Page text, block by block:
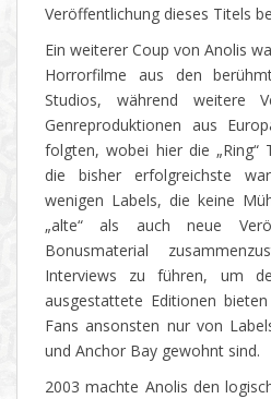
Veröffentlichung dieses Titels
Ein weiterer Coup von Anolis
Horrorfilme aus den
Studios, während weitere
Genreproduktionen aus
folgten, wobei hier die „Ring“
die bisher erfolgreichste
wenigen Labels, die keine
„alte“ als auch neue
Bonusmaterial
Interviews zu führen, um
ausgestattete Editionen
Fans ansonsten nur von
und Anchor Bay gewohnt sind.
2003 machte Anolis den